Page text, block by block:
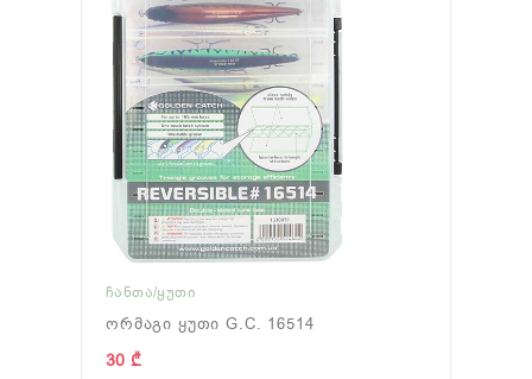
ᲩᲐᲜᲗᲐ/ᲧᲣᲗᲘ
Ორმაგი Ყუთი G.C. 16514
30 ₾